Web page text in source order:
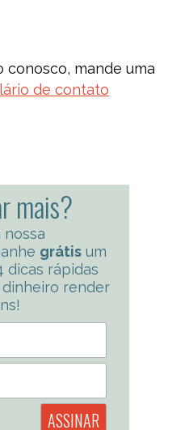
mande uma
de contato
mais?
nossa
grátis um
dicas rápidas
render